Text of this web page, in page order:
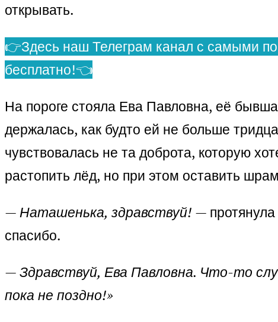
открывать.
👉Здесь наш Телеграм канал с самыми
бесплатно!👈
На пороге стояла Ева Павловна, её
держалась, как будто ей не больше
чувствовалась не та доброта, которую
растопить лёд, но при этом оставить
—Наташенька, здравствуй! —
спасибо.
—Здравствуй, Ева Павловна. Что-то
пока не поздно!»